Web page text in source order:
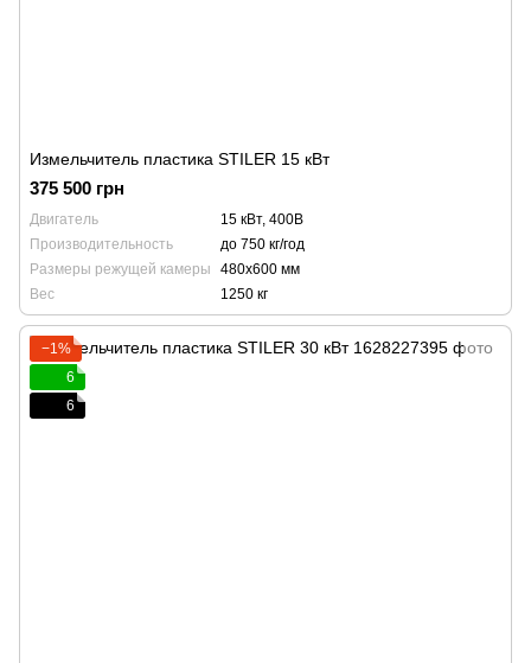
Измельчитель пластика STILER 15 кВт
375 500 грн
Двигатель
15 кВт, 400В
Производительность
до 750 кг/год
Размеры режущей камеры
480x600 мм
Вес
1250 кг
−1%
6
6